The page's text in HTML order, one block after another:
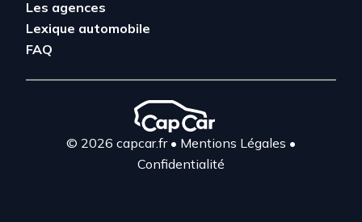
Les agences
Lexique automobile
FAQ
© 2026 capcar.fr• Mentions Légales •
Confidentialité